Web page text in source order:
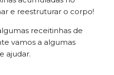
e reestruturar o corpo!
receitinhas de
vamos a algumas
ajudar.